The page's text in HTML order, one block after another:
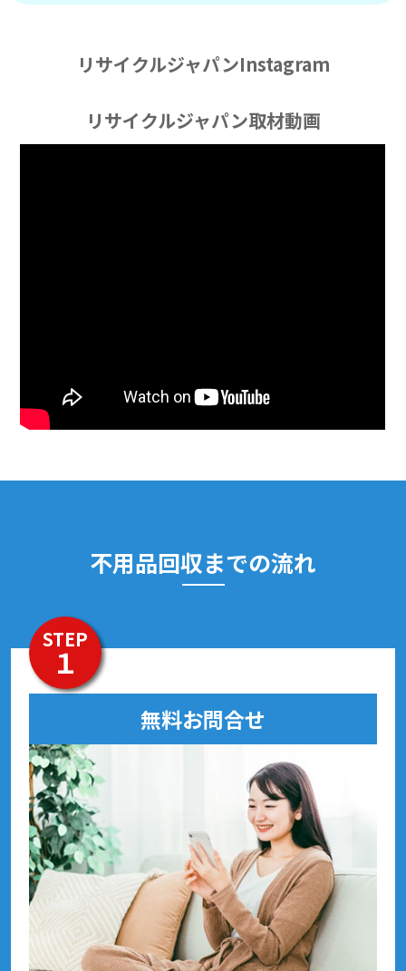
リサイクルジャパンInstagram
リサイクルジャパン取材動画
不用品回収までの流れ
STEP
１
無料お問合せ